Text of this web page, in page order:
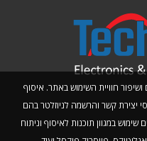
ושיפור חוויית השימוש באתר. איסוף
יצירת קשר והרשמה לניוזלטר בהם
במגוון תוכנות לאיסוף וניתוח